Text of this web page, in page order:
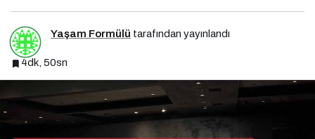
Yaşam Formülü tarafından yayınlandı
4dk, 50sn